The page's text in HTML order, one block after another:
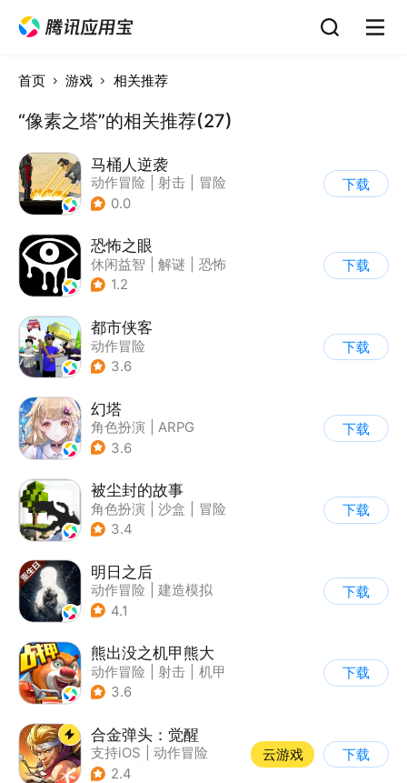
首页 游戏 相关推荐
“像素之塔”的相关推荐(27)
马桶人逆袭
动作冒险 射击
冒险
| 像素风
0.0
下载
恐怖之眼
休闲益智 解谜
恐怖
| 单机
1.2
下载
都市侠客
动作冒险
| 第一人称射击
3.6
下载
幻塔
角色扮演
ARPG
| 奇幻
3.6
下载
被尘封的故事
角色扮演 沙盒
冒险
| 开放世界
3.4
下载
明日之后
动作冒险
建造模拟
| 丧尸
4.1
下载
熊出没之机甲熊大
动作冒险 射击
机甲
| 熊出没
3.6
下载
合金弹头：觉醒
支持iOS
动作冒险
| 射击
2.4
云游戏 下载